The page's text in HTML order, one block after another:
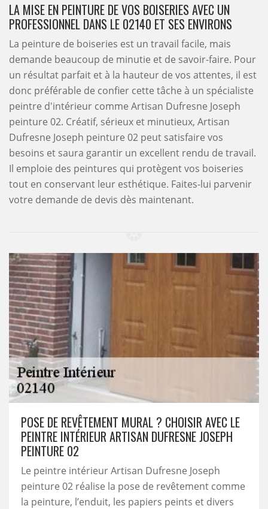
LA MISE EN PEINTURE DE VOS BOISERIES AVEC UN
PROFESSIONNEL DANS LE 02140 ET SES ENVIRONS
La peinture de boiseries est un travail facile, mais
demande beaucoup de minutie et de savoir-faire. Pour
un résultat parfait et à la hauteur de vos attentes, il est
donc préférable de confier cette tâche à un spécialiste
peintre d'intérieur comme Artisan Dufresne Joseph
peinture 02. Créatif, sérieux et minutieux, Artisan
Dufresne Joseph peinture 02 peut satisfaire vos
besoins et saura garantir un excellent rendu de travail.
Il emploie des peintures qui protègent vos boiseries
tout en conservant leur esthétique. Faites-lui parvenir
votre demande de devis dès maintenant.
POSE DE REVÊTEMENT MURAL ? CHOISIR AVEC LE
PEINTRE INTÉRIEUR ARTISAN DUFRESNE JOSEPH
PEINTURE 02
Le peintre intérieur Artisan Dufresne Joseph
peinture 02 réalise la pose de revêtement comme
la peinture, l’enduit, les papiers peints et divers